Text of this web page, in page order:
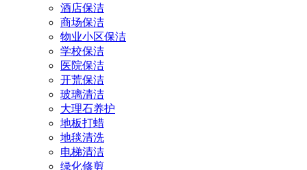
酒店保洁
商场保洁
物业小区保洁
学校保洁
医院保洁
开荒保洁
玻璃清洁
大理石养护
地板打蜡
地毯清洗
电梯清洁
绿化修剪